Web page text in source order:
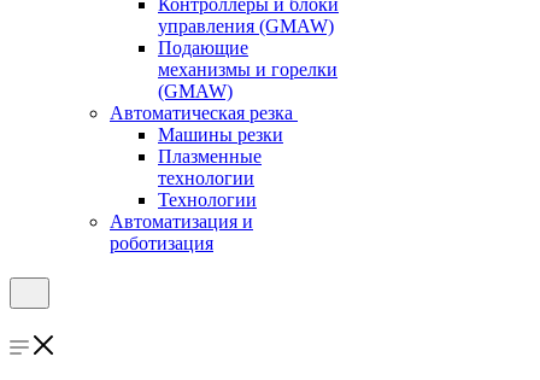
Контроллеры и блоки
управления (GMAW)
Подающие
механизмы и горелки
(GMAW)
Автоматическая резка
Машины резки
Плазменные
технологии
Технологии
Автоматизация и
роботизация